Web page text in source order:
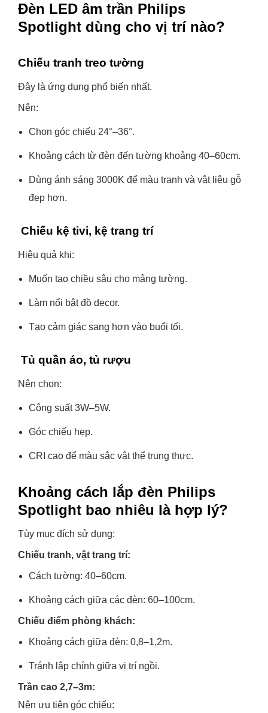
Đèn LED âm trần Philips
Spotlight dùng cho vị trí nào?
Chiếu tranh treo tường
Đây là ứng dụng phổ biến nhất.
Nên:
Chọn góc chiếu 24°–36°.
Khoảng cách từ đèn đến tường khoảng 40–60cm.
Dùng ánh sáng 3000K để màu tranh và vật liệu gỗ
đẹp hơn.
Chiếu kệ tivi, kệ trang trí
Hiệu quả khi:
Muốn tạo chiều sâu cho mảng tường.
Làm nổi bật đồ decor.
Tạo cảm giác sang hơn vào buổi tối.
Tủ quần áo, tủ rượu
Nên chọn:
Công suất 3W–5W.
Góc chiếu hẹp.
CRI cao để màu sắc vật thể trung thực.
Khoảng cách lắp đèn Philips
Spotlight bao nhiêu là hợp lý?
Tùy mục đích sử dụng:
Chiếu tranh, vật trang trí:
Cách tường: 40–60cm.
Khoảng cách giữa các đèn: 60–100cm.
Chiếu điểm phòng khách:
Khoảng cách giữa đèn: 0,8–1,2m.
Tránh lắp chính giữa vị trí ngồi.
Trần cao 2,7–3m:
Nên ưu tiên góc chiếu: